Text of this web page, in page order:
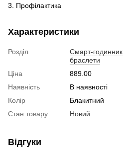
3. Профілактика
Характеристики
Розділ
Смарт-
браслети
Ціна
889.00
Наявність
В наявності
Колір
Блакитний
Стан товару
Новий
Відгуки